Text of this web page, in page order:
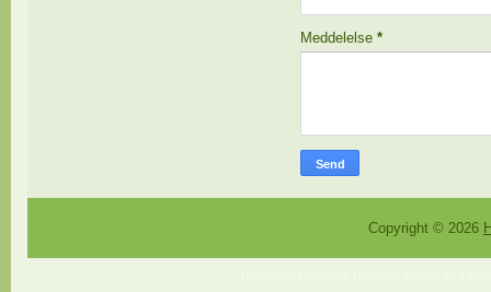
Meddelelse *
Copyright © 2026